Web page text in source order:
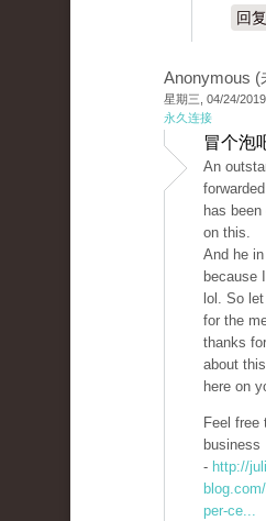
回复
Anonymous (
星期三, 04/24/
永久连接
冒个泡
An
has
on this.
And he
because
lol. So
for the
thanks
about
here on
Feel free
business
- http://
per-ce...